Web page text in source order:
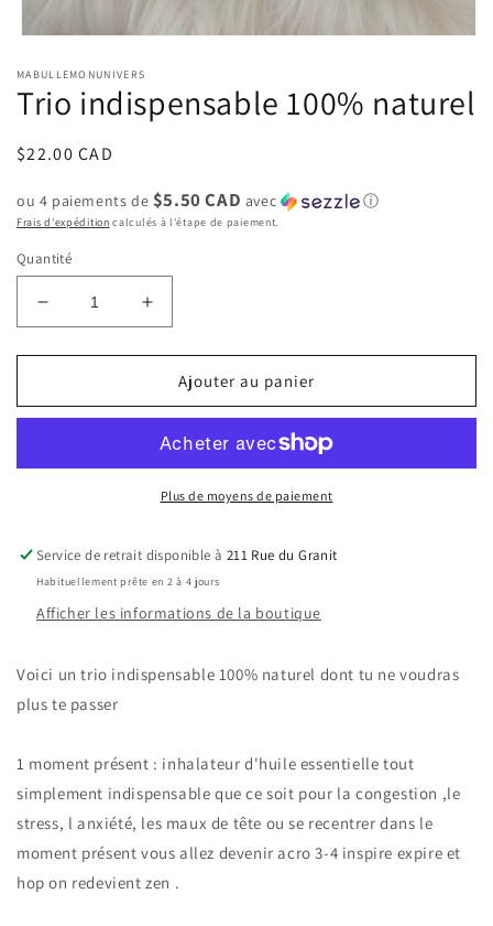
média
1
fenêtre
modale
MABULLEMONUNIVERS
Trio indispensable 100% naturel
Prix
$22.00 CAD
ou 4 paiements de $5.50 CAD avec ⓘ
Frais d'expédition calculés à l'étape de paiement.
Quantité
Réduire
la
quantité
Trio
naturel
Augmenter
la
quantité
Trio
100%
naturel
Ajouter au panier
Plus de moyens de paiement
Service de retrait disponible à 211 Rue du Granit
Habituellement prête en 2 à 4 jours
Afficher les informations de la boutique
Voici un trio indispensable 100% naturel dont tu ne voudras
plus te passer
1 moment présent : inhalateur d'huile essentielle tout
simplement indispensable que ce soit pour la congestion ,le
stress, l anxiété, les maux de tête ou se recentrer dans le
moment présent vous allez devenir acro 3-4 inspire expire et
hop on redevient zen .